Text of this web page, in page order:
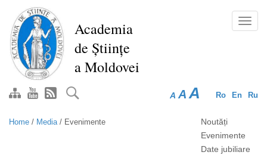
main
content
Academia
de Științe
a Moldovei
Ro En Ru
A A A
Home / Media/ Evenimente
Noutăți
Evenimente
Date jubiliare